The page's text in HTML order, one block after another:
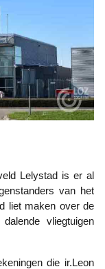
van het
liet maken over de
vliegtuigen